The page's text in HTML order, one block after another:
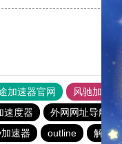
加速器官网 风驰加速器
速度器 外网网址导航
速器 outline 解锁机